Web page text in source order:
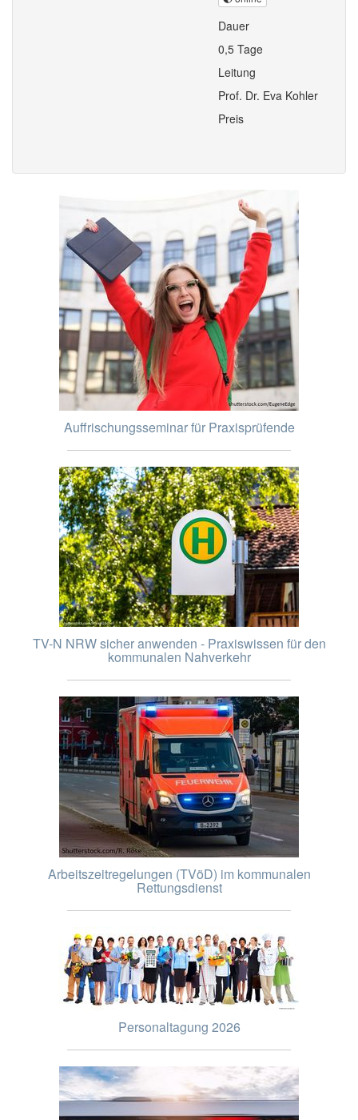
Dauer
0,5 Tage
Leitung
Prof. Dr. Eva Kohler
Preis
Auffrischungsseminar für Praxisprüfende
TV-N NRW sicher anwenden - Praxiswissen für den
kommunalen Nahverkehr
Arbeitszeitregelungen (TVöD) im kommunalen
Rettungsdienst
Personaltagung 2026